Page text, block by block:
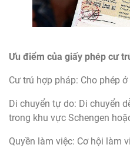
Ưu điểm của giấy phép cư
Cư trú hợp pháp: Cho phép
Di chuyển tự do: Di chuyển
trong khu vực Schengen
Quyền làm việc: Cơ hội làm